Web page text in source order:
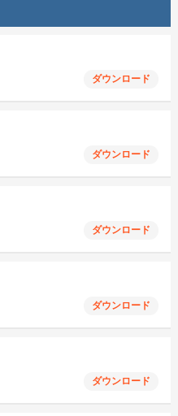
ダウンロード
ダウンロード
ダウンロード
ダウンロード
ダウンロード